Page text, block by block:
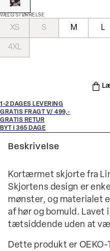
VÆLG STØRRELSE
XS S M L
4XL
1-2 DAGES LEVERING
GRATIS FRAGT V/ 499,-
GRATIS RETUR
BYT I 365 DAGE
Beskrivelse
Kortærmet skjorte fra
Skjortens design er
mønster, og materialet
af hør og bomuld. Lavet
tætsiddende uden at
Dette produkt er OEKO-